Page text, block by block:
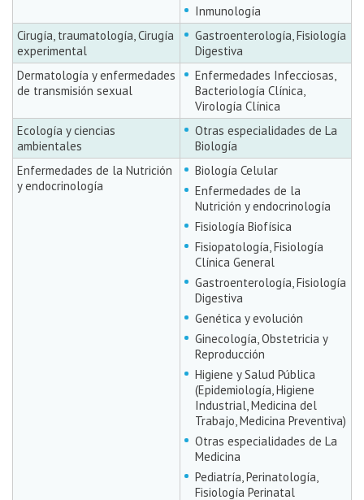
Inmunología
Cirugía, traumatología, Cirugía
experimental
Gastroenterología, Fisiología
Digestiva
Dermatología y enfermedades
de transmisión sexual
Enfermedades Infecciosas,
Bacteriología Clínica,
Virología Clínica
Ecología y ciencias
ambientales
Otras especialidades de La
Biología
Enfermedades de la Nutrición
y endocrinología
Biología Celular
Enfermedades de la
Nutrición y endocrinología
Fisiología Biofísica
Fisiopatología, Fisiología
Clínica General
Gastroenterología, Fisiología
Digestiva
Genética y evolución
Ginecología, Obstetricia y
Reproducción
Higiene y Salud Pública
(Epidemiología, Higiene
Industrial, Medicina del
Trabajo, Medicina Preventiva)
Otras especialidades de La
Medicina
Pediatría, Perinatología,
Fisiología Perinatal